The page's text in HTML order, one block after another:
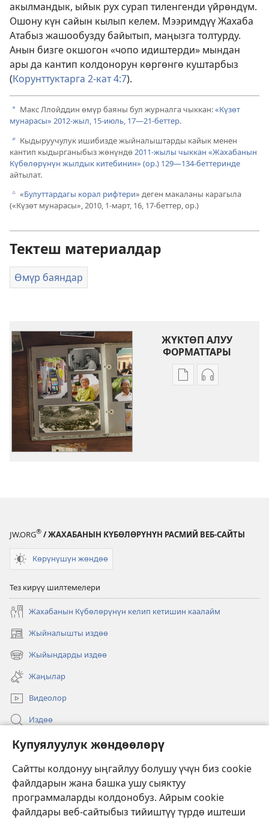
Купуялуулук жөндөөлөрү
Сайтты колдонуу ыңгайлуу болушу үчүн биз cookie
файлдарын жана башка ушу сыяктуу
программаларды колдонобуз. Айрым cookie
файлдары веб-сайтыбыз тийиштүү түрдө иштеши
акылмандык, ыйык рух сурап тиленгенди үйрөндүм.
Ошону күн сайын кылып келем. Мээримдүү Жахаба
Атабыз жашообузду байытып, маңызга толтурду.
Анын бизге окшогон «чопо идиштерди» мындан
ары да кантип колдонорун көргөнгө куштарбыз
(Корунттуктарга 2-кат 4:7).
a Макс Ллойддин өмүр баяны бул журналга чыккан:«Күзөт
мунарасы» 2012-жыл, 15-июль, 17—21-беттер.
b Кыдыруучулук ишибизде жыйналыштарды кайык менен
кантип кыдырганыбыз жөнүндө 2011-жылы чыккан «Жахабанын
Күбөлөрүнүн жылдык китебинин» (ор.) 129—134-беттеринде
айтылат.
c «Булуттардагы корал рифтери» деген макаланы карагыла
(«Күзөт мунарасы», 2010, 1-март, 16, 17-беттер, ор.)
Тектеш материалдар
Өмүр баяндар
ЖҮКТӨП АЛУУ
ФОРМАТТАРЫ
АдабияттыАудиолорду
JW.ORG® / ЖАХАБАНЫН КҮБӨЛӨРҮНҮН РАСМИЙ ВЕБ-САЙТЫ
Көрүнүшүн жөндөө
Тез кирүү шилтемелери
Жахабанын Күбөлөрүнүн келип кетишин каалайм
Жыйналышты издөө
(жаңы
терезе
ачат)
Жыйындарды издөө
(жаңы
терезе
ачат)
Жаңылар
Видеолор
Издөө
Бийлик өкүлдөрү үчүн маалымат
(жаңы
терезе